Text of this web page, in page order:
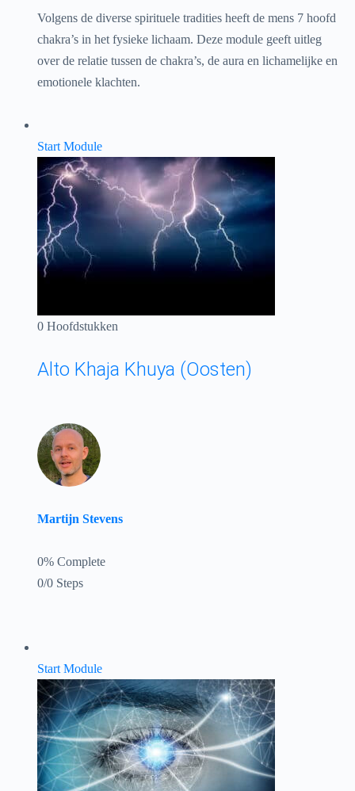
Volgens de diverse spirituele tradities heeft de mens 7 hoofd
chakra’s in het fysieke lichaam. Deze module geeft uitleg
over de relatie tussen de chakra’s, de aura en lichamelijke en
emotionele klachten.
Start Module
0 Hoofdstukken
Alto Khaja Khuya (Oosten)
Martijn Stevens
0% Complete
0/0 Steps
Start Module